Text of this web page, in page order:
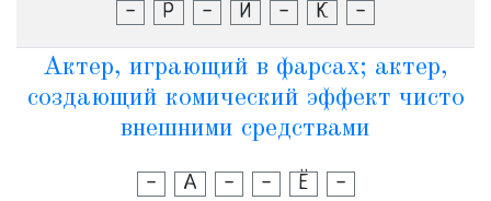
- Р - И - К -
Актер, играющий в фарсах; актер,
создающий комический эффект чисто
внешними средствами
- А - - Ё -